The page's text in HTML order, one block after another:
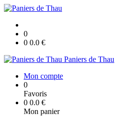
0
0 0.0 €
Paniers de Thau
Mon compte
0
Favoris
0 0.0 €
Mon panier